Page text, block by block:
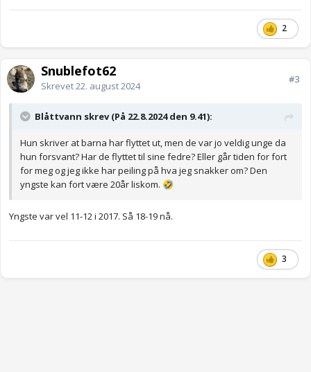
2
Snublefot62
Skrevet22. august 2024
#3
Blåttvann skrev (På 22.8.2024 den 9.41):
Hun skriver at barna har flyttet ut, men de var jo veldig unge da
hun forsvant? Har de flyttet til sine fedre? Eller går tiden for fort
for meg og jeg ikke har peiling på hva jeg snakker om? Den
yngste kan fort være 20år liskom. 🤣
Yngste var vel 11-12 i 2017. Så 18-19 nå.
3